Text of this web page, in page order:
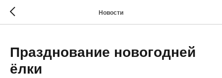
Новости
Празднование новогодней
ёлки